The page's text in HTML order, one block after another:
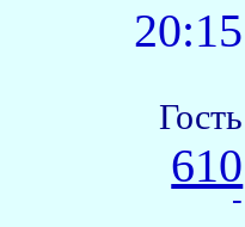
20:15
Гость
610
-